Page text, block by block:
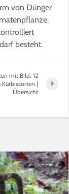
von Dünger
besteht.
mit Bild: 12
|
Übersicht